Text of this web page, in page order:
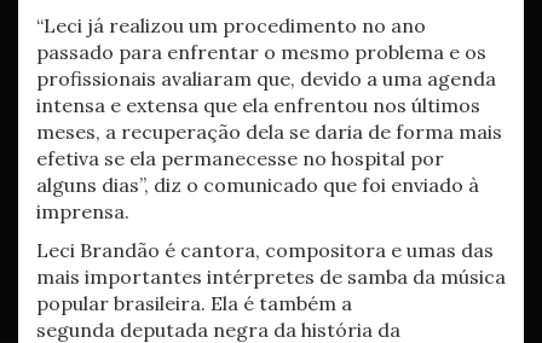
“Leci já realizou um procedimento no ano
passado para enfrentar o mesmo problema e os
profissionais avaliaram que, devido a uma agenda
intensa e extensa que ela enfrentou nos últimos
meses, a recuperação dela se daria de forma mais
efetiva se ela permanecesse no hospital por
alguns dias”, diz o comunicado que foi enviado à
imprensa.
Leci Brandão é cantora, compositora e umas das
mais importantes intérpretes de samba da música
popular brasileira. Ela é também a
segunda deputada negra da história da